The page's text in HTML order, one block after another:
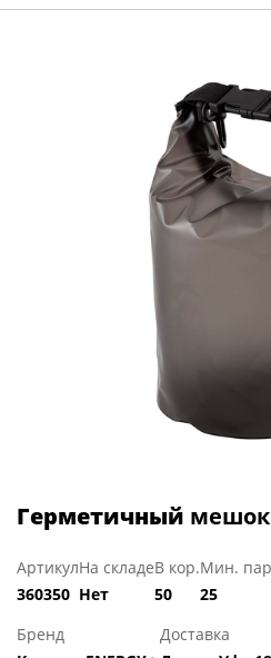
Герметичный мешок
Артикул
360350
На складе
Нет
В кор.
50
Мин.
25
Бренд
Доставка